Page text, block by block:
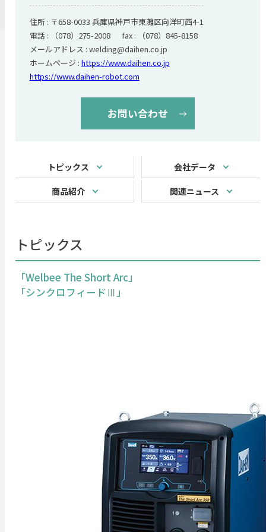
住所 : 〒658-0033 兵庫県神戸市東灘区向洋町西4-1
電話 : （078）275-2008 fax : （078）845-8158
メールアドレス : welding@daihen.co.jp
ホームページ : https://www.daihen.co.jp
https://www.daihen-robot.com
お問い合わせ
トピックス 会社データ
商品紹介 関連ニュース
トピックス
「Welbee The Short Arc」
「シンクロフィードⅢ」